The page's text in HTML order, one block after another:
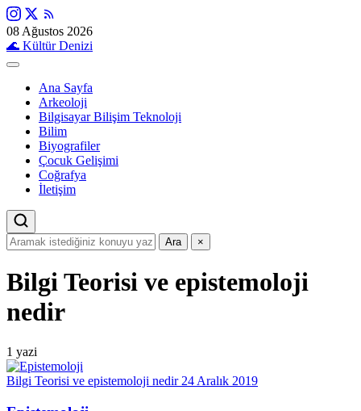
08 Ağustos 2026
🌊 Kültür Denizi
Ana Sayfa
Arkeoloji
Bilgisayar Bilişim Teknoloji
Bilim
Biyografiler
Çocuk Gelişimi
Coğrafya
İletişim
Ara ×
Bilgi Teorisi ve epistemoloji
nedir
1 yazi
Bilgi Teorisi ve epistemoloji nedir 24 Aralık 2019